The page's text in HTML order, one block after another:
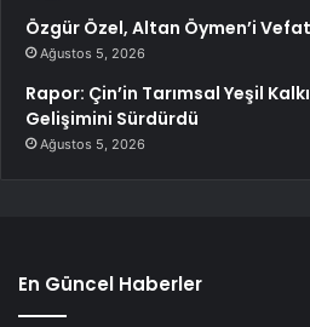
Özgür Özel, Altan Öymen’i
Ağustos 5, 2026
Rapor: Çin’in Tarımsal Yeşil
Gelişimini Sürdürdü
Ağustos 5, 2026
En Güncel Haberler